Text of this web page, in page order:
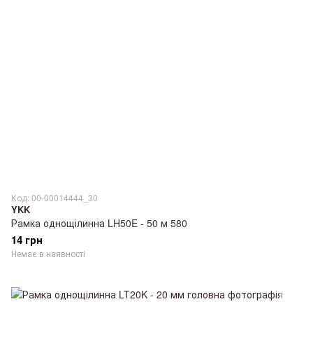
Код: 00-00014444_30
YKK
Рамка однощілинна LH50E - 50 м 580
14 грн
Немає в наявності